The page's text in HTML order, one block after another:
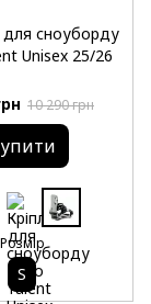
для сноуборду
Unisex 25/26
10 290 грн
Розмір
S